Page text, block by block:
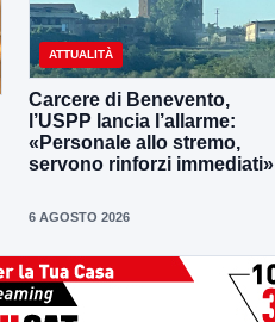
ATTUALITÀ
Carcere di Benevento,
l’USPP lancia l’allarme:
«Personale allo stremo,
servono rinforzi immediati»
6 AGOSTO 2026